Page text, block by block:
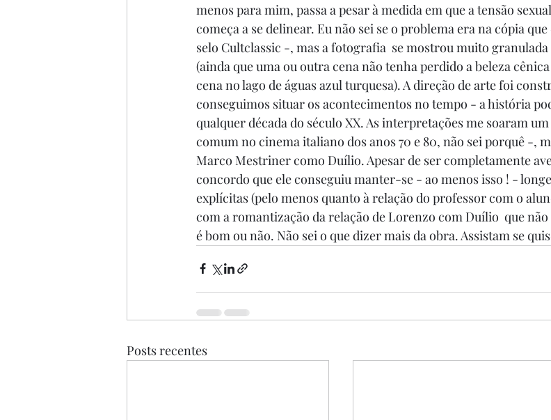
menos para mim, passa a pesar à medida em que a tensão
começa a se delinear. Eu não sei se o problema era na cópia
selo Cultclassic -, mas a fotografia  se mostrou muito
(ainda que uma ou outra cena não tenha perdido a beleza
cena no lago de águas azul turquesa). A direção de arte foi
conseguimos situar os acontecimentos no tempo - a história
qualquer década do século XX. As interpretações me soaram
comum no cinema italiano dos anos 70 e 80, não sei porquê -,
Marco Mestriner como Duílio. Apesar de ser completamente
concordo que ele conseguiu manter-se - ao menos isso ! -
explícitas (pelo menos quanto à relação do professor com o
com a romantização da relação de Lorenzo com Duílio  que
é bom ou não. Não sei o que dizer mais da obra. Assistam se
Posts recentes